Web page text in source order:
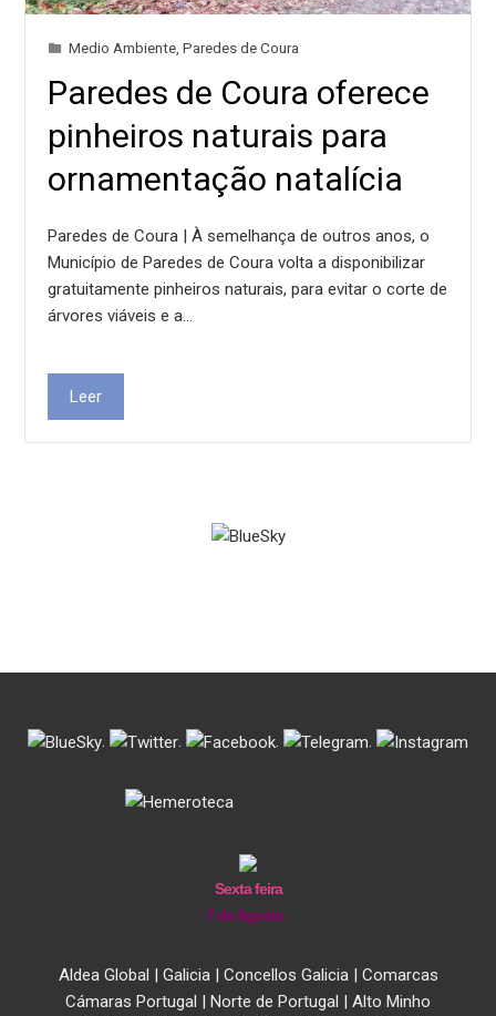
Medio Ambiente ,Paredes de Coura
Paredes de Coura oferece
pinheiros naturais para
ornamentação natalícia
Paredes de Coura | À semelhança de outros anos, o
Município de Paredes de Coura volta a disponibilizar
gratuitamente pinheiros naturais, para evitar o corte de
árvores viáveis e a…
Leer
. . . .
Sexta feira
7 de Agosto
Aldea Global | Galicia| Concellos Galicia| Comarcas
Cámaras Portugal | Norte de Portugal | Alto Minho